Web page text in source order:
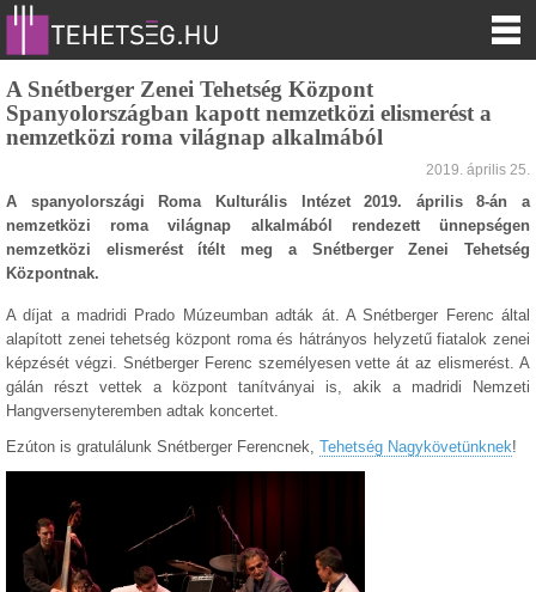
A Snétberger Zenei Tehetség Központ
Spanyolországban kapott nemzetközi elismerést a
nemzetközi roma világnap alkalmából
2019. április 25.
A spanyolországi Roma Kulturális Intézet 2019. április 8-án a
nemzetközi roma világnap alkalmából rendezett ünnepségen
nemzetközi elismerést ítélt meg a Snétberger Zenei Tehetség
Központnak.
A díjat a madridi Prado Múzeumban adták át. A Snétberger Ferenc által
alapított zenei tehetség központ roma és hátrányos helyzetű fiatalok zenei
képzését végzi. Snétberger Ferenc személyesen vette át az elismerést. A
gálán részt vettek a központ tanítványai is, akik a madridi Nemzeti
Hangversenyteremben adtak koncertet.
Ezúton is gratulálunk Snétberger Ferencnek, Tehetség Nagykövetünknek!